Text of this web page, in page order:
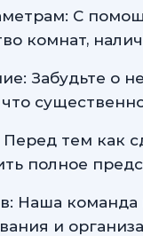
С
комнат,
Забудьте о
тем как
полное
Наша
и